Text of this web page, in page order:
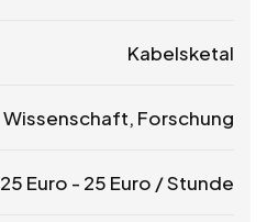
Kabelsketal
Wissenschaft, Forschung
25 Euro - 25 Euro / Stunde